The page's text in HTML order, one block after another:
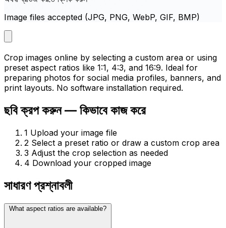
Image files accepted (JPG, PNG, WebP, GIF, BMP)
Crop images online by selecting a custom area or using
preset aspect ratios like 1:1, 4:3, and 16:9. Ideal for
preparing photos for social media profiles, banners, and
print layouts. No software installation required.
ছবি ক্রপ করুন — কিভাবে কাজ করে
1 Upload your image file
2 Select a preset ratio or draw a custom crop area
3 Adjust the crop selection as needed
4 Download your cropped image
সাধারণ প্রশ্নাবলী
What aspect ratios are available?